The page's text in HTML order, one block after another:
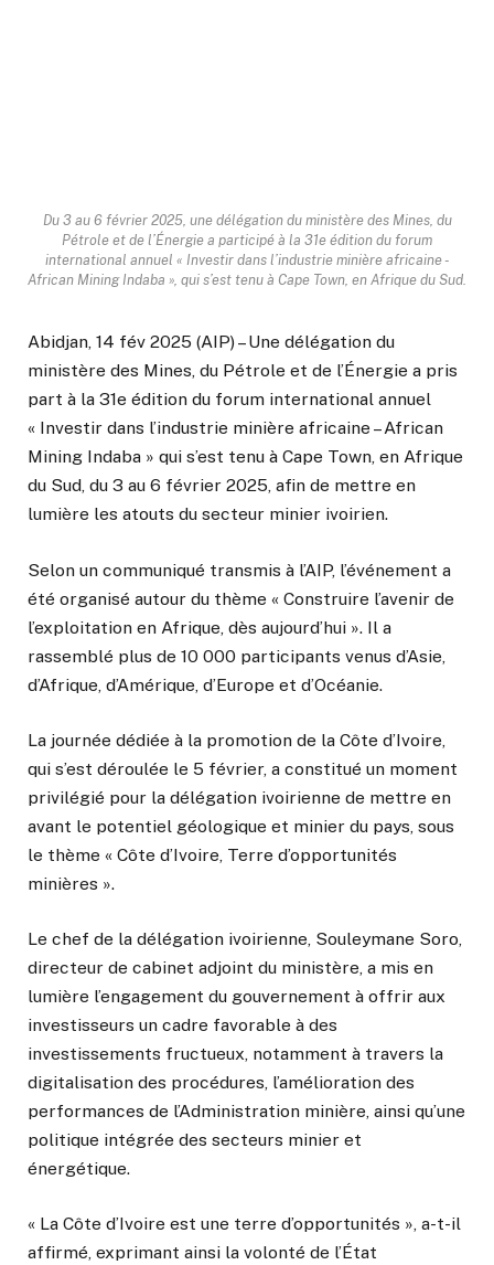
Du 3 au 6 février 2025, une délégation du ministère des Mines, du
Pétrole et de l’Énergie a participé à la 31e édition du forum
international annuel « Investir dans l’industrie minière africaine -
African Mining Indaba », qui s’est tenu à Cape Town, en Afrique du Sud.
Abidjan, 14 fév 2025 (AIP) – Une délégation du
ministère des Mines, du Pétrole et de l’Énergie a pris
part à la 31e édition du forum international annuel
« Investir dans l’industrie minière africaine – African
Mining Indaba » qui s’est tenu à Cape Town, en Afrique
du Sud, du 3 au 6 février 2025, afin de mettre en
lumière les atouts du secteur minier ivoirien.
Selon un communiqué transmis à l’AIP, l’événement a
été organisé autour du thème « Construire l’avenir de
l’exploitation en Afrique, dès aujourd’hui ». Il a
rassemblé plus de 10 000 participants venus d’Asie,
d’Afrique, d’Amérique, d’Europe et d’Océanie.
La journée dédiée à la promotion de la Côte d’Ivoire,
qui s’est déroulée le 5 février, a constitué un moment
privilégié pour la délégation ivoirienne de mettre en
avant le potentiel géologique et minier du pays, sous
le thème « Côte d’Ivoire, Terre d’opportunités
minières ».
Le chef de la délégation ivoirienne, Souleymane Soro,
directeur de cabinet adjoint du ministère, a mis en
lumière l’engagement du gouvernement à offrir aux
investisseurs un cadre favorable à des
investissements fructueux, notamment à travers la
digitalisation des procédures, l’amélioration des
performances de l’Administration minière, ainsi qu’une
politique intégrée des secteurs minier et
énergétique.
« La Côte d’Ivoire est une terre d’opportunités », a-t-il
affirmé, exprimant ainsi la volonté de l’État